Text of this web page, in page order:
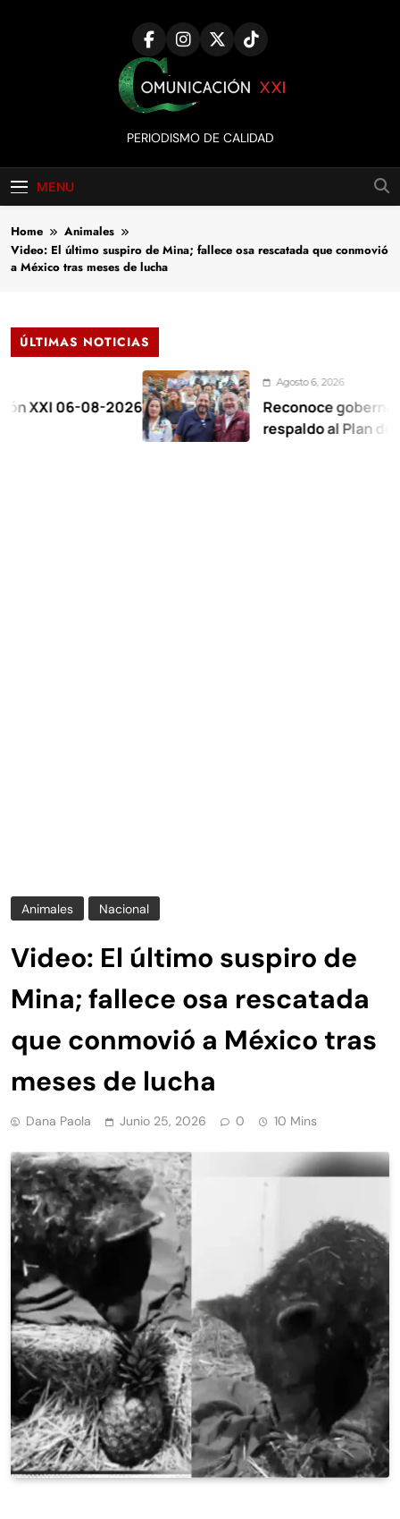
Comunicación
XXI
PERIODISMO DE CALIDAD
MENU
Home
Animales
Video: El último suspiro de Mina; fallece osa rescatada que conmovió
a México tras meses de lucha
ÚLTIMAS NOTICIAS
08-2026
Agosto 6, 2026
Reconoce gobernadora al
respaldo al Plan de la Zona
Animales Nacional
Video: El último suspiro de
Mina; fallece osa rescatada
que conmovió a México tras
meses de lucha
Dana Paola Junio 25, 2026 0 10 Mins